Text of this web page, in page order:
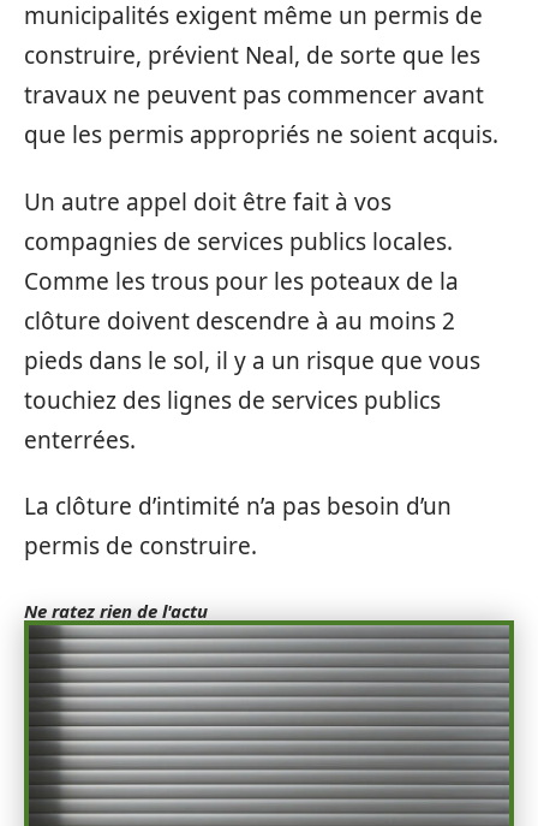
municipalités exigent même un permis de
construire, prévient Neal, de sorte que les
travaux ne peuvent pas commencer avant
que les permis appropriés ne soient acquis.
Un autre appel doit être fait à vos
compagnies de services publics locales.
Comme les trous pour les poteaux de la
clôture doivent descendre à au moins 2
pieds dans le sol, il y a un risque que vous
touchiez des lignes de services publics
enterrées.
La clôture d’intimité n’a pas besoin d’un
permis de construire.
Ne ratez rien de l'actu